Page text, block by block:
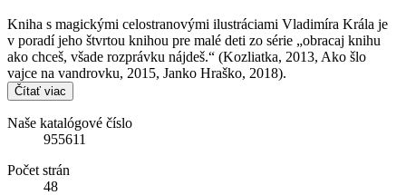
Kniha s magickými celostranovými ilustráciami Vladimíra Krála je
v poradí jeho štvrtou knihou pre malé deti zo série „obracaj knihu
ako chceš, všade rozprávku nájdeš.“ (Kozliatka, 2013, Ako šlo
vajce na vandrovku, 2015, Janko Hraško, 2018).
Čítať viac
Naše katalógové číslo
955611
Počet strán
48